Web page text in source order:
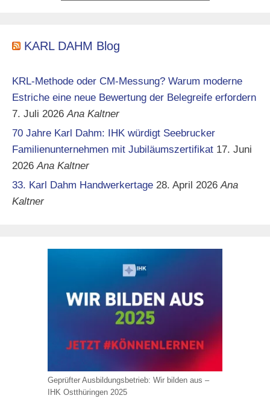
KARL DAHM Blog
KRL-Methode oder CM-Messung? Warum moderne
Estriche eine neue Bewertung der Belegreife erfordern
7. Juli 2026 Ana Kaltner
70 Jahre Karl Dahm: IHK würdigt Seebrucker
Familienunternehmen mit Jubiläumszertifikat 17. Juni
2026 Ana Kaltner
33. Karl Dahm Handwerkertage 28. April 2026 Ana
Kaltner
Geprüfter Ausbildungsbetrieb: Wir bilden aus –
IHK Ostthüringen 2025